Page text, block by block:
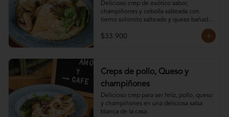
Delicioso crep de exótico sabor,
champiñones y cebolla salteada con
tierno solomito salteado y queso bañado
$33.900
Creps de pollo, Queso y
champiñones
Delicioso crep para ser feliz, pollo, queso
y champiñones en una deliciosa salsa
blanca de la casa.